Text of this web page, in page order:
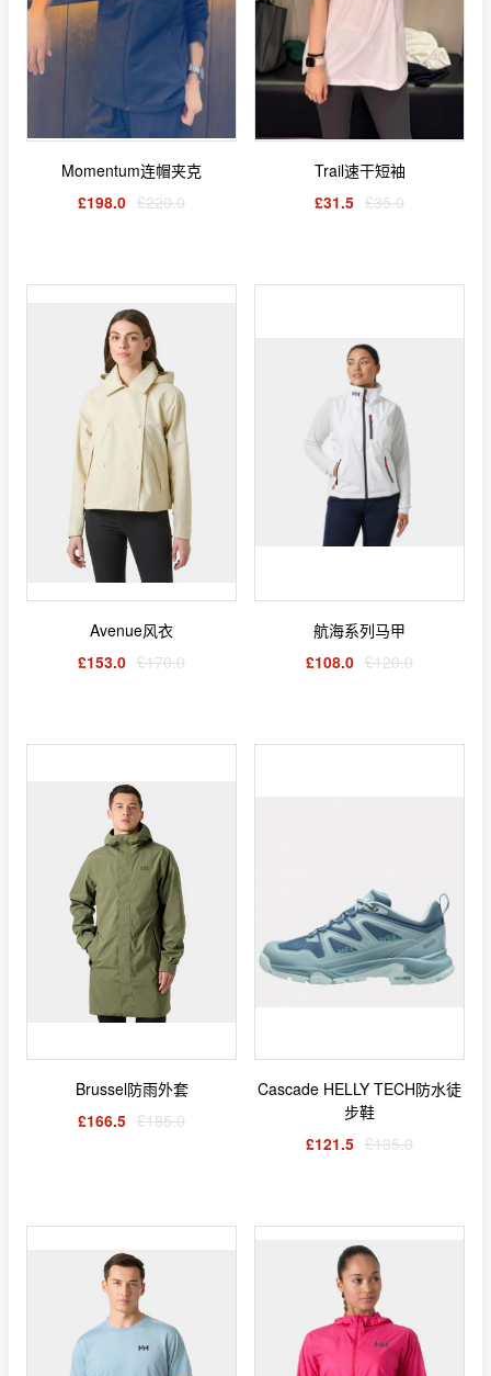
Momentum连帽夹克
£198.0 £220.0
Trail速干短袖
£31.5 £35.0
Avenue风衣
£153.0 £170.0
航海系列马甲
£108.0 £120.0
Brussel防雨外套
£166.5 £185.0
Cascade HELLY TECH防水徒
步鞋
£121.5 £135.0